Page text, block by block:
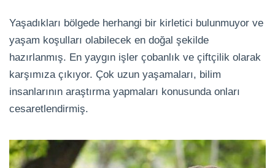
Yaşadıkları bölgede herhangi bir kirletici bulunmuyor ve
yaşam koşulları olabilecek en doğal şekilde
hazırlanmış. En yaygın işler çobanlık ve çiftçilik olarak
karşımıza çıkıyor. Çok uzun yaşamaları, bilim
insanlarının araştırma yapmaları konusunda onları
cesaretlendirmiş.